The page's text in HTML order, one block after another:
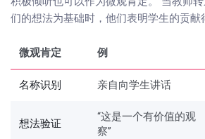
们的想法为基础时，他们表明学生的贡献
微观肯定 例
名称识别 亲自向学生讲话
想法验证
“这是一个有价值的观
察”